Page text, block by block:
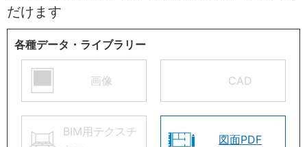
だけます
各種データ・ライブラリー
画像 CAD
BIM用テクスチ
図面PDF